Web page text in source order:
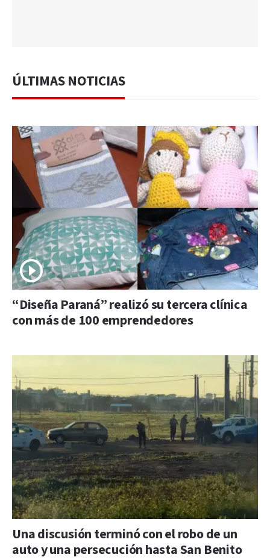
ÚLTIMAS NOTICIAS
“Diseña Paraná” realizó su tercera clínica
con más de 100 emprendedores
Una discusión terminó con el robo de un
auto y una persecución hasta San Benito